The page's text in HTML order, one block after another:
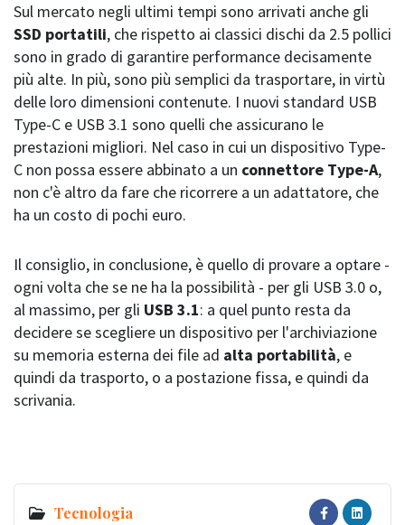
Sul mercato negli ultimi tempi sono arrivati anche gli
SSD portatili, che rispetto ai classici dischi da 2.5 pollici
sono in grado di garantire performance decisamente
più alte. In più, sono più semplici da trasportare, in virtù
delle loro dimensioni contenute. I nuovi standard USB
Type-C e USB 3.1 sono quelli che assicurano le
prestazioni migliori. Nel caso in cui un dispositivo Type-
C non possa essere abbinato a un connettore Type-A,
non c'è altro da fare che ricorrere a un adattatore, che
ha un costo di pochi euro.
Il consiglio, in conclusione, è quello di provare a optare -
ogni volta che se ne ha la possibilità - per gli USB 3.0 o,
al massimo, per gli USB 3.1: a quel punto resta da
decidere se scegliere un dispositivo per l'archiviazione
su memoria esterna dei file ad alta portabilità, e
quindi da trasporto, o a postazione fissa, e quindi da
scrivania.
Tecnologia